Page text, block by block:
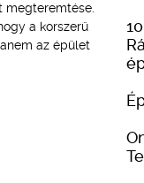
megteremtése.
a korszerű
az épület